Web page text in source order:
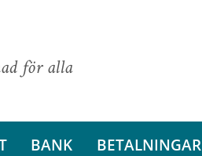
för alla
BANK BETALNINGAR